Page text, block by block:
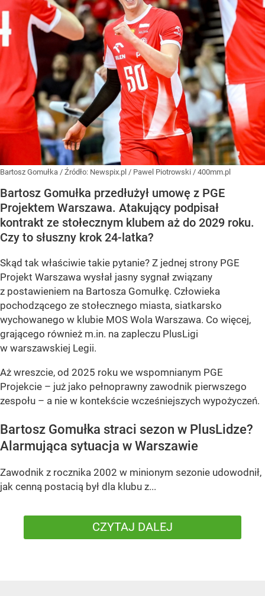
Bartosz Gomułka / Źródło: Newspix.pl / Pawel Piotrowski / 400mm.pl
Bartosz Gomułka przedłużył umowę z PGE
Projektem Warszawa. Atakujący podpisał
kontrakt ze stołecznym klubem aż do 2029 roku.
Czy to słuszny krok 24-latka?
Skąd tak właściwie takie pytanie? Z jednej strony PGE
Projekt Warszawa wysłał jasny sygnał związany
z postawieniem na Bartosza Gomułkę. Człowieka
pochodzącego ze stołecznego miasta, siatkarsko
wychowanego w klubie MOS Wola Warszawa. Co więcej,
grającego również m.in. na zapleczu PlusLigi
w warszawskiej Legii.
Aż wreszcie, od 2025 roku we wspomnianym PGE
Projekcie – już jako pełnoprawny zawodnik pierwszego
zespołu – a nie w kontekście wcześniejszych wypożyczeń.
Bartosz Gomułka straci sezon w PlusLidze?
Alarmująca sytuacja w Warszawie
Zawodnik z rocznika 2002 w minionym sezonie udowodnił,
jak cenną postacią był dla klubu z...
CZYTAJ DALEJ